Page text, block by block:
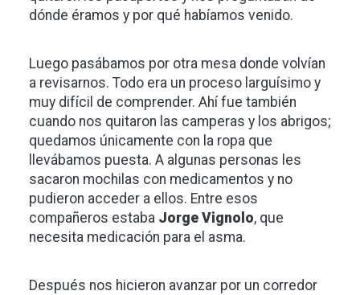
dónde éramos y por qué habíamos venido.
Luego pasábamos por otra mesa donde volvían
a revisarnos. Todo era un proceso larguísimo y
muy difícil de comprender. Ahí fue también
cuando nos quitaron las camperas y los abrigos;
quedamos únicamente con la ropa que
llevábamos puesta. A algunas personas les
sacaron mochilas con medicamentos y no
pudieron acceder a ellos. Entre esos
compañeros estaba Jorge Vignolo, que
necesita medicación para el asma.
Después nos hicieron avanzar por un corredor